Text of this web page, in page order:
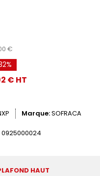
€
€ HT
Marque SOFRACA
0925000024
HAUT